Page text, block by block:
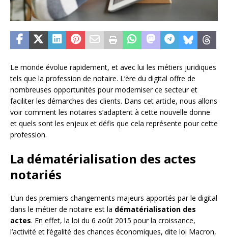
Le monde évolue rapidement, et avec lui les métiers juridiques
tels que la profession de notaire. L’ère du digital offre de
nombreuses opportunités pour moderniser ce secteur et
faciliter les démarches des clients. Dans cet article, nous allons
voir comment les notaires s’adaptent à cette nouvelle donne
et quels sont les enjeux et défis que cela représente pour cette
profession.
La dématérialisation des actes
notariés
L’un des premiers changements majeurs apportés par le digital
dans le métier de notaire est la dématérialisation des
actes. En effet, la loi du 6 août 2015 pour la croissance,
l’activité et l’égalité des chances économiques, dite loi Macron,